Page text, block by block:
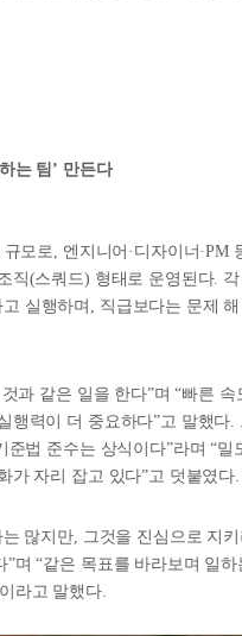
는 팀’ 만든다
모로, 엔지니어·디자이너·PM
직(스쿼드) 형태로 운영된다. 각
실행하며, 직급보다는 문제 해
과 같은 일을 한다”며 “빠른 속
행력이 더 중요하다”고 말했다.
준법 준수는 상식이다”라며 “밀
가 자리 잡고 있다”고 덧붙였다.
많지만, 그것을 진심으로 지
며 “같은 목표를 바라보며 일하
라고 말했다.